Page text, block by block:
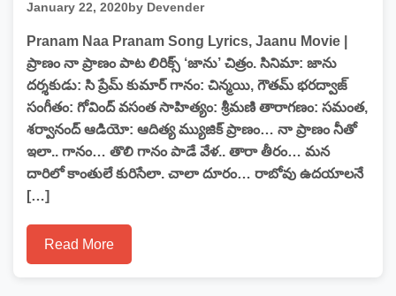
January 22, 2020by Devender
Pranam Naa Pranam Song Lyrics, Jaanu Movie |
ప్రాణం నా ప్రాణం పాట లిరిక్స్ ‘జాను’ చిత్రం. సినిమా: జాను
దర్శకుడు: సి ప్రేమ్ కుమార్ గానం: చిన్మయి, గౌతమ్ భరద్వాజ్‌
సంగీతం: గోవింద్ వసంత సాహిత్యం: శ్రీమణి తారాగణం: సమంత,
శర్వానంద్‌ ఆడియో: ఆదిత్య మ్యుజిక్ ప్రాణం… నా ప్రాణం నీతో
ఇలా.. గానం… తొలి గానం పాడే వేళ.. తారా తీరం… మన
దారిలో కాంతులే కురిసేలా. చాలా దూరం… రాబోవు ఉదయాలనే
[…]
Read More